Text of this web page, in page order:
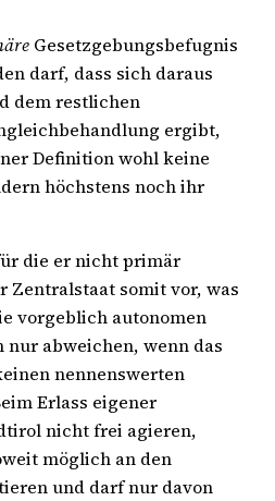
Gesetzgebungsbefugnis
darf, dass sich daraus
dem restlichen
ergibt,
Definition wohl keine
höchstens noch ihr
die er nicht primär
Zentralstaat somit vor, was
vorgeblich autonomen
nur abweichen, wenn das
nennenswerten
Erlass eigener
nicht frei agieren,
möglich an den
und darf nur davon